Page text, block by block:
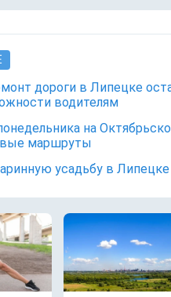
дороги в Липецке
водителям
на
маршруты
усадьбу в